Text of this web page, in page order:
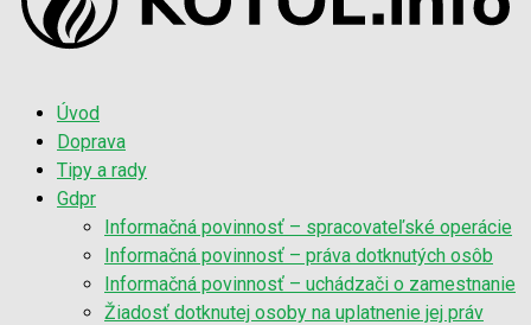
Úvod
Doprava
Tipy a rady
Gdpr
Informačná povinnosť – spracovateľské operácie
Informačná povinnosť – práva dotknutých osôb
Informačná povinnosť – uchádzači o zamestnanie
Žiadosť dotknutej osoby na uplatnenie jej práv